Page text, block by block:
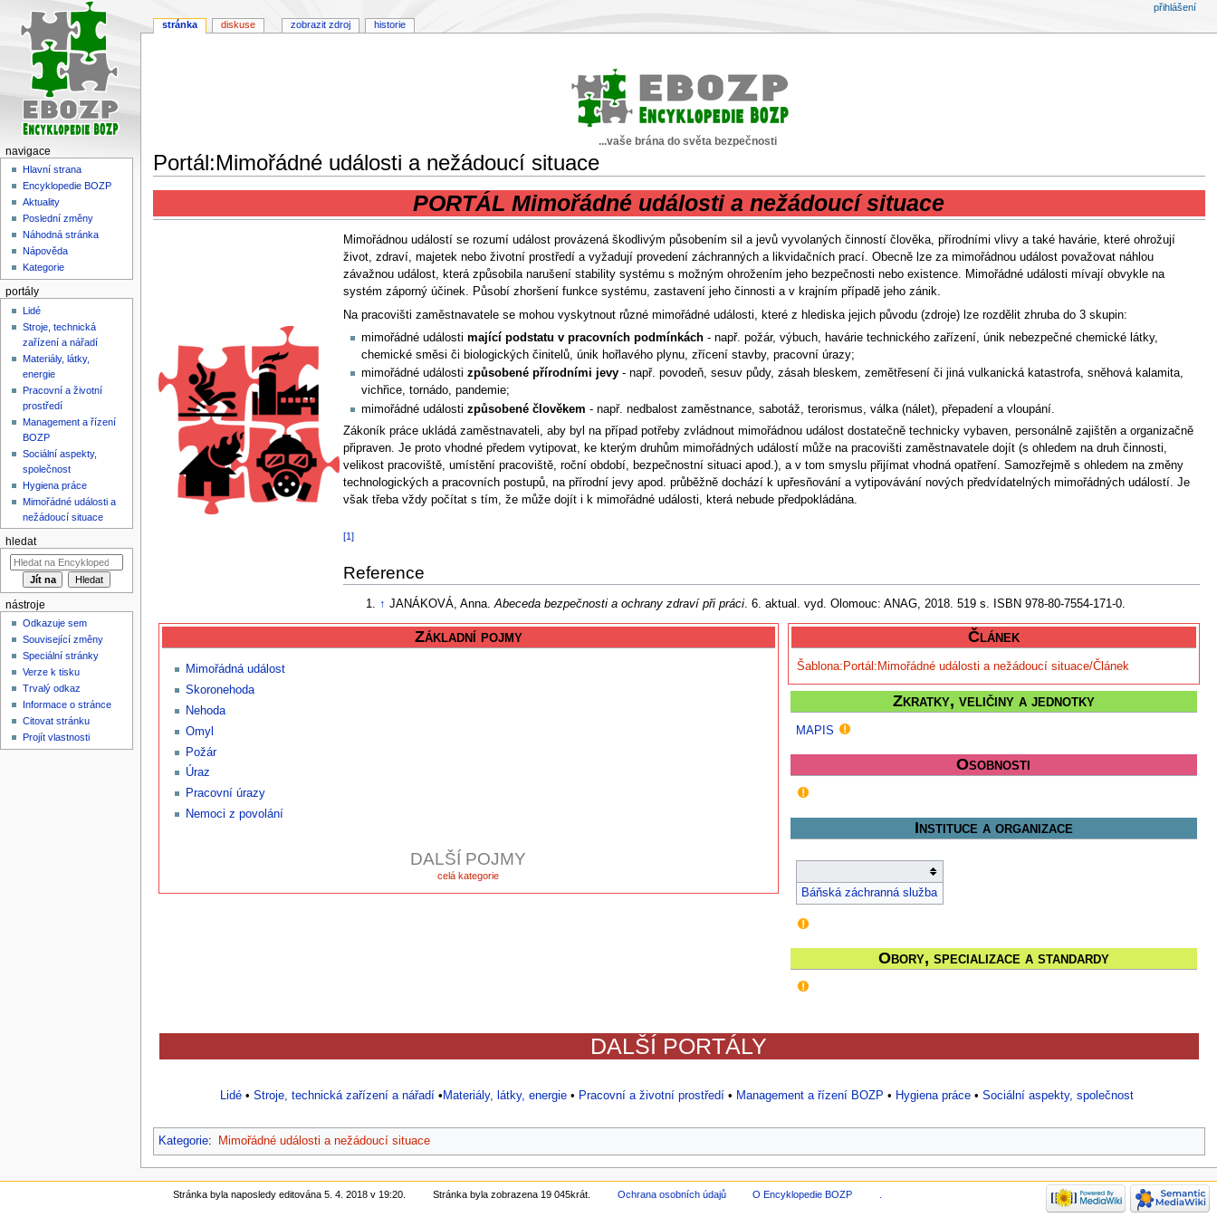
...vaše brána do světa bezpečnosti
Portál:Mimořádné události a nežádoucí situace
na
na
PORTÁL Mimořádné události a nežádoucí situace
Mimořádnou událostí se rozumí událost provázená škodlivým působením sil a jevů vyvolaných činností člověka, přírodními vlivy a také havárie, které ohrožují
život, zdraví, majetek nebo životní prostředí a vyžadují provedení záchranných a likvidačních prací. Obecně lze za mimořádnou událost považovat náhlou
závažnou událost, která způsobila narušení stability systému s možným ohrožením jeho bezpečnosti nebo existence. Mimořádné události mívají obvykle na
systém záporný účinek. Působí zhoršení funkce systému, zastavení jeho činnosti a v krajním případě jeho zánik.
Na pracovišti zaměstnavatele se mohou vyskytnout různé mimořádné události, které z hlediska jejich původu (zdroje) lze rozdělit zhruba do 3 skupin:
mimořádné události mající podstatu v pracovních podmínkách- např. požár, výbuch, havárie technického zařízení, únik nebezpečné chemické látky,
chemické směsi či biologických činitelů, únik hořlavého plynu, zřícení stavby, pracovní úrazy;
mimořádné události způsobené přírodními jevy- např. povodeň, sesuv půdy, zásah bleskem, zemětřesení či jiná vulkanická katastrofa, sněhová kalamita,
vichřice, tornádo, pandemie;
mimořádné události způsobené člověkem - např. nedbalost zaměstnance, sabotáž, terorismus, válka (nálet), přepadení a vloupání.
Zákoník práce ukládá zaměstnavateli, aby byl na případ potřeby zvládnout mimořádnou událost dostatečně technicky vybaven, personálně zajištěn a organizačně
připraven. Je proto vhodné předem vytipovat, ke kterým druhům mimořádných událostí může na pracovišti zaměstnavatele dojít (s ohledem na druh činnosti,
velikost pracoviště, umístění pracoviště, roční období, bezpečnostní situaci apod.), a v tom smyslu přijímat vhodná opatření. Samozřejmě s ohledem na změny
technologických a pracovních postupů, na přírodní jevy apod. průběžně dochází k upřesňování a vytipovávání nových předvídatelných mimořádných událostí. Je
však třeba vždy počítat s tím, že může dojít i k mimořádné události, která nebude předpokládána.
[1]
Reference
↑ JANÁKOVÁ, Anna.Abeceda bezpečnosti a ochrany zdraví při práci . 6. aktual. vyd. Olomouc: ANAG, 2018. 519 s. ISBN 978-80-7554-171-0.
Základní pojmy
Mimořádná událost
Skoronehoda
Nehoda
Omyl
Požár
Úraz
Pracovní úrazy
Nemoci z povolání
DALŠÍ POJMY
celá kategorie
Článek
Šablona:Portál:Mimořádné události a nežádoucí situace/Článek
Zkratky, veličiny a jednotky
MAPIS
Osobnosti
Instituce a organizace
Báňská záchranná služba
Obory, specializace a standardy
DALŠÍ PORTÁLY
Lidé •Stroje, technická zařízení a nářadí • Materiály, látky, energie • Pracovní a životní prostředí • Management a řízení BOZP • Hygiena práce •Sociální aspekty, společnost
Kategorie: Mimořádné události a nežádoucí situace
stránka diskuse zobrazit zdroj historie
přihlášení
navigace
Hlavní strana
Encyklopedie BOZP
Aktuality
Poslední změny
Náhodná stránka
Nápověda
Kategorie
portály
Lidé
Stroje, technická
zařízení a nářadí
Materiály, látky,
energie
Pracovní a životní
prostředí
Management a řízení
BOZP
Sociální aspekty,
společnost
Hygiena práce
Mimořádné události a
nežádoucí situace
hledat
nástroje
Odkazuje sem
Související změny
Speciální stránky
Verze k tisku
Trvalý odkaz
Informace o stránce
Citovat stránku
Projít vlastnosti
Stránka byla naposledy editována 5. 4. 2018 v 19:20. Stránka byla zobrazena 19 045krát. Ochrana osobních údajů O Encyklopedie BOZP